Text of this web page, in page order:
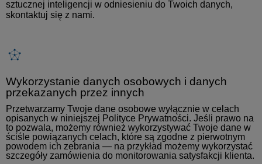
sztucznej inteligencji w odniesieniu do Twoich danych,
skontaktuj się z nami.
Wykorzystanie danych osobowych i danych
przekazanych przez innych
Przetwarzamy Twoje dane osobowe wyłącznie w celach
opisanych w niniejszej Polityce Prywatności. Jeśli prawo na
to pozwala, możemy również wykorzystywać Twoje dane w
ściśle powiązanych celach, które są zgodne z pierwotnym
powodem ich zebrania — na przykład możemy wykorzystać
szczegóły zamówienia do monitorowania satysfakcji klienta.